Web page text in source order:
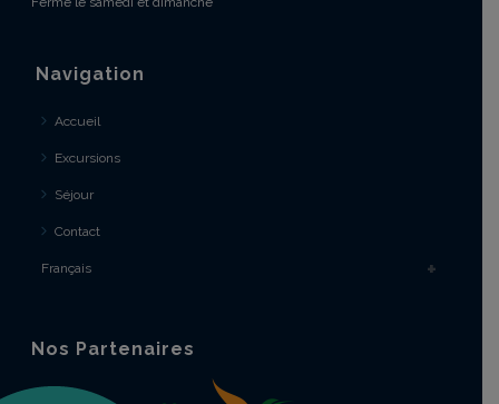
Navigation
Accueil
Excursions
Séjour
Contact
Français
Nos Partenaires